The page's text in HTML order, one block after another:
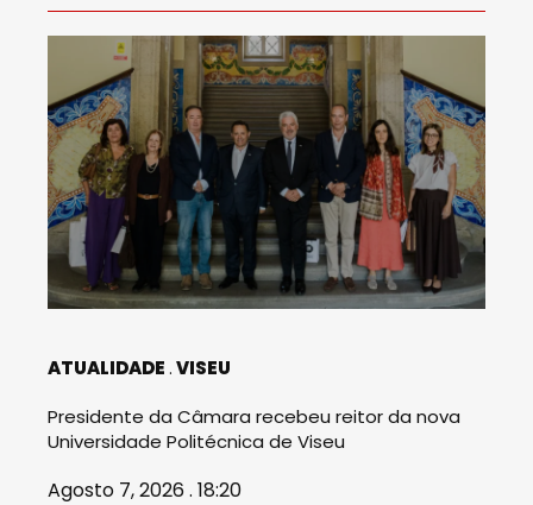
ATUALIDADE VISEU
Presidente da Câmara recebeu reitor da nova
Universidade Politécnica de Viseu
Agosto 7, 2026 . 18:20